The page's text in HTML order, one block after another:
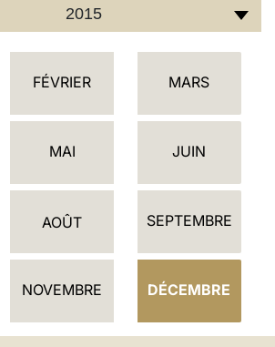
2015
FÉVRIER MARS
MAI JUIN
AOÛT SEPTEMBRE
NOVEMBRE DÉCEMBRE